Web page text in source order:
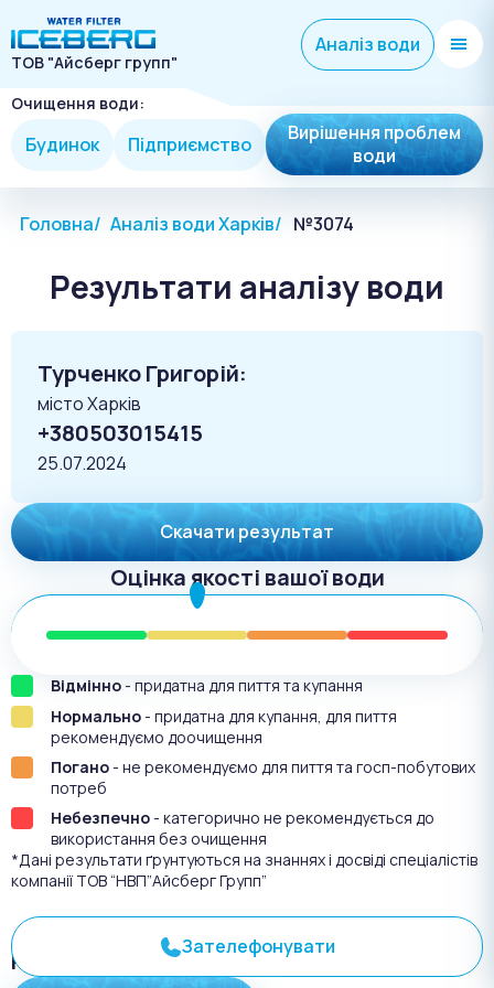
ТОВ "Айсберг групп"
Аналіз води
Очищення води:
Будинок Підприємство
Вирішення проблем
води
Головна Аналіз води Харків №3074
Результати аналізу води
Турченко Григорій:
місто Харків
+380503015415
25.07.2024
Скачати результат
Оцінка якості вашої води
Відмінно- придатна для пиття та купання
Нормально- придатна для купання, для пиття
рекомендуємо доочищення
Погано- не рекомендуємо для пиття та госп-побутових
потреб
Небезпечно- категорично не рекомендується до
використання без очищення
*Дані результати ґрунтуються на знаннях і досвіді спеціалістів
компанії ТОВ “НВП”Айсберг Групп”
Результат аналіза №3074
Зателефонувати